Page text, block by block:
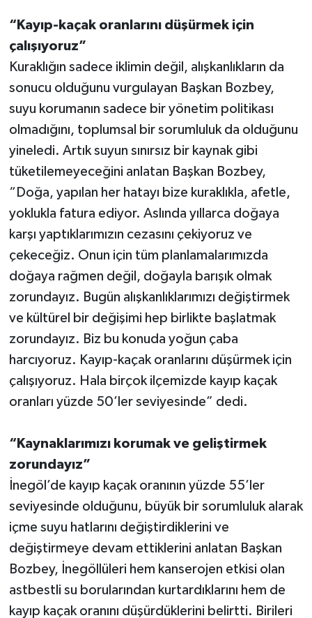
“Kayıp-kaçak oranlarını düşürmek için
çalışıyoruz”
Kuraklığın sadece iklimin değil, alışkanlıkların da
sonucu olduğunu vurgulayan Başkan Bozbey,
suyu korumanın sadece bir yönetim politikası
olmadığını, toplumsal bir sorumluluk da olduğunu
yineledi. Artık suyun sınırsız bir kaynak gibi
tüketilemeyeceğini anlatan Başkan Bozbey,
“Doğa, yapılan her hatayı bize kuraklıkla, afetle,
yoklukla fatura ediyor. Aslında yıllarca doğaya
karşı yaptıklarımızın cezasını çekiyoruz ve
çekeceğiz. Onun için tüm planlamalarımızda
doğaya rağmen değil, doğayla barışık olmak
zorundayız. Bugün alışkanlıklarımızı değiştirmek
ve kültürel bir değişimi hep birlikte başlatmak
zorundayız. Biz bu konuda yoğun çaba
harcıyoruz. Kayıp-kaçak oranlarını düşürmek için
çalışıyoruz. Hala birçok ilçemizde kayıp kaçak
oranları yüzde 50’ler seviyesinde” dedi.
“Kaynaklarımızı korumak ve geliştirmek
zorundayız”
İnegöl’de kayıp kaçak oranının yüzde 55’ler
seviyesinde olduğunu, büyük bir sorumluluk alarak
içme suyu hatlarını değiştirdiklerini ve
değiştirmeye devam ettiklerini anlatan Başkan
Bozbey, İnegöllüleri hem kanserojen etkisi olan
astbestli su borularından kurtardıklarını hem de
kayıp kaçak oranını düşürdüklerini belirtti. Birileri